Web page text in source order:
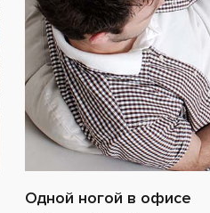
Одной ногой в офисе